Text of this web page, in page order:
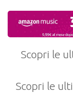
Scopri le
Scopri le